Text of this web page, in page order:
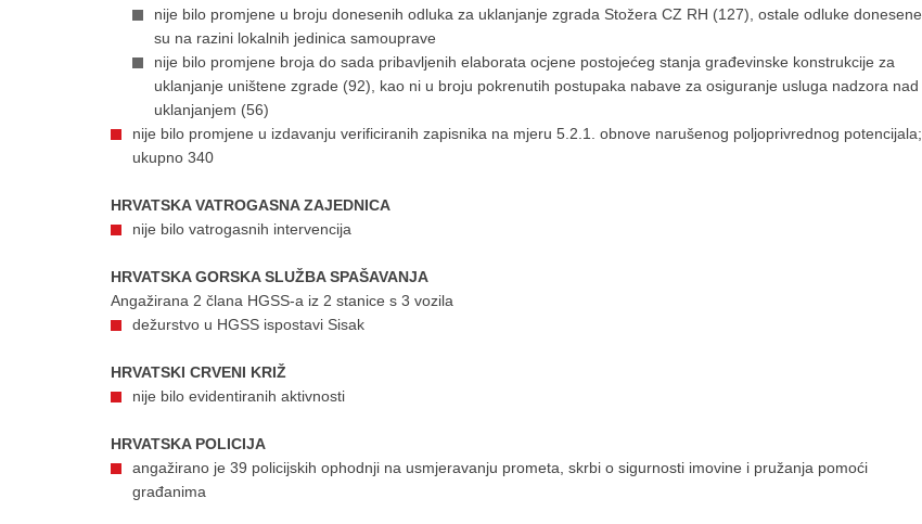
nije bilo promjene u broju donesenih odluka za uklanjanje zgrada Stožera CZ RH (127), ostale odluke donesene
su na razini lokalnih jedinica samouprave
nije bilo promjene broja do sada pribavljenih elaborata ocjene postojećeg stanja građevinske konstrukcije za
uklanjanje uništene zgrade (92), kao ni u broju pokrenutih postupaka nabave za osiguranje usluga nadzora nad
uklanjanjem (56)
nije bilo promjene u izdavanju verificiranih zapisnika na mjeru 5.2.1. obnove narušenog poljoprivrednog potencijala;
ukupno 340
HRVATSKA VATROGASNA ZAJEDNICA
nije bilo vatrogasnih intervencija
HRVATSKA GORSKA SLUŽBA SPAŠAVANJA
Angažirana 2 člana HGSS-a iz 2 stanice s 3 vozila
dežurstvo u HGSS ispostavi Sisak
HRVATSKI CRVENI KRIŽ
nije bilo evidentiranih aktivnosti
HRVATSKA POLICIJA
angažirano je 39 policijskih ophodnji na usmjeravanju prometa, skrbi o sigurnosti imovine i pružanja pomoći
građanima